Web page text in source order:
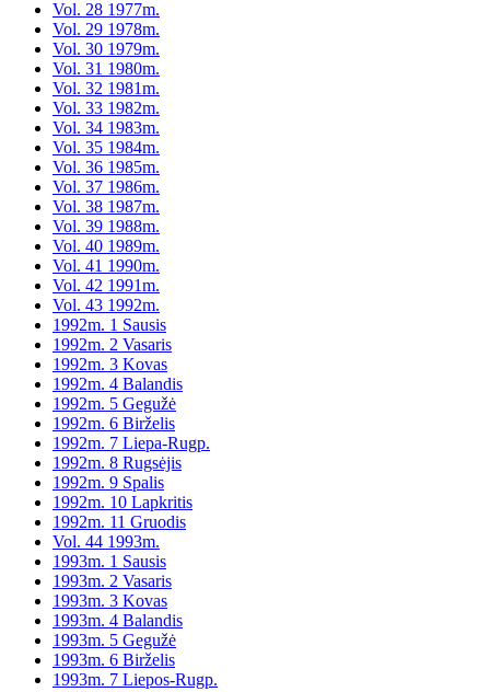
Vol. 28 1977m.
Vol. 29 1978m.
Vol. 30 1979m.
Vol. 31 1980m.
Vol. 32 1981m.
Vol. 33 1982m.
Vol. 34 1983m.
Vol. 35 1984m.
Vol. 36 1985m.
Vol. 37 1986m.
Vol. 38 1987m.
Vol. 39 1988m.
Vol. 40 1989m.
Vol. 41 1990m.
Vol. 42 1991m.
Vol. 43 1992m.
1992m. 1 Sausis
1992m. 2 Vasaris
1992m. 3 Kovas
1992m. 4 Balandis
1992m. 5 Gegužė
1992m. 6 Birželis
1992m. 7 Liepa-Rugp.
1992m. 8 Rugsėjis
1992m. 9 Spalis
1992m. 10 Lapkritis
1992m. 11 Gruodis
Vol. 44 1993m.
1993m. 1 Sausis
1993m. 2 Vasaris
1993m. 3 Kovas
1993m. 4 Balandis
1993m. 5 Gegužė
1993m. 6 Birželis
1993m. 7 Liepos-Rugp.